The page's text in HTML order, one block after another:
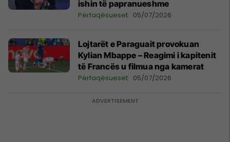
ishin të papranueshme
Përfaqësueset 05/07/2026
Lojtarët e Paraguait provokuan
Kylian Mbappe – Reagimi i kapitenit
të Francës u filmua nga kamerat
Përfaqësueset 05/07/2026